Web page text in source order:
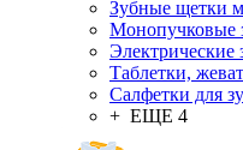
Зубные щетки
Монопучковые
Электрические
Таблетки,
Салфетки для
+ ЕЩЕ 4